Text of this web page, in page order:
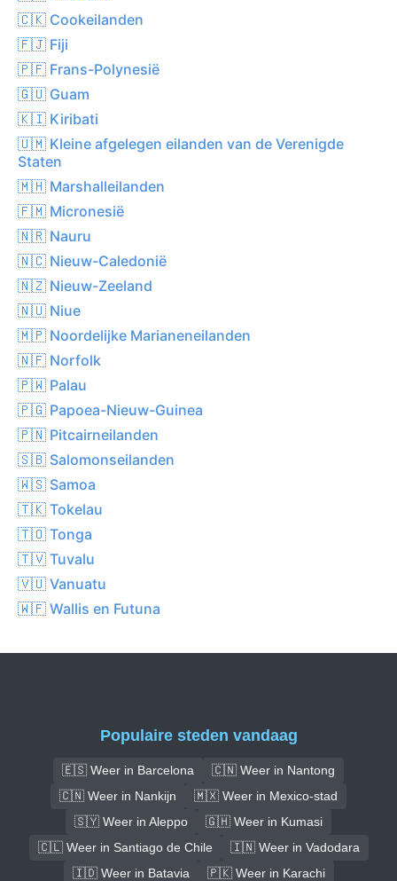
🇨🇰 Cookeilanden
🇫🇯 Fiji
🇵🇫 Frans-Polynesië
🇬🇺 Guam
🇰🇮 Kiribati
🇺🇲 Kleine afgelegen eilanden van de Verenigde
Staten
🇲🇭 Marshalleilanden
🇫🇲 Micronesië
🇳🇷 Nauru
🇳🇨 Nieuw-Caledonië
🇳🇿 Nieuw-Zeeland
🇳🇺 Niue
🇲🇵 Noordelijke Marianeneilanden
🇳🇫 Norfolk
🇵🇼 Palau
🇵🇬 Papoea-Nieuw-Guinea
🇵🇳 Pitcairneilanden
🇸🇧 Salomonseilanden
🇼🇸 Samoa
🇹🇰 Tokelau
🇹🇴 Tonga
🇹🇻 Tuvalu
🇻🇺 Vanuatu
🇼🇫 Wallis en Futuna
Populaire steden vandaag
🇪🇸 Weer in Barcelona
🇨🇳 Weer in Nantong
🇨🇳 Weer in Nankijn
🇲🇽 Weer in Mexico-stad
🇸🇾 Weer in Aleppo
🇬🇭 Weer in Kumasi
🇨🇱 Weer in Santiago de Chile
🇮🇳 Weer in Vadodara
🇮🇩 Weer in Batavia
🇵🇰 Weer in Karachi